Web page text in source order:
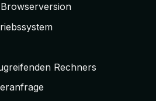
Rechners